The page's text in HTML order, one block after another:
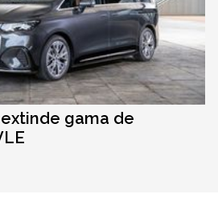
gama de